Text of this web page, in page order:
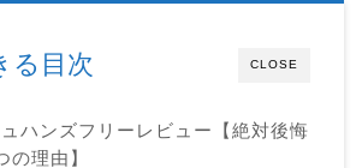
CLOSE
る目次
ハンズフリーレビュー【絶対後悔
の理由】